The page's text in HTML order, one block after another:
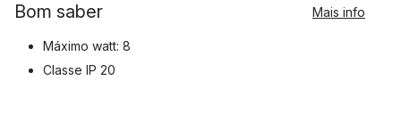
Bom saber Mais info
Máximo watt: 8
Classe IP 20